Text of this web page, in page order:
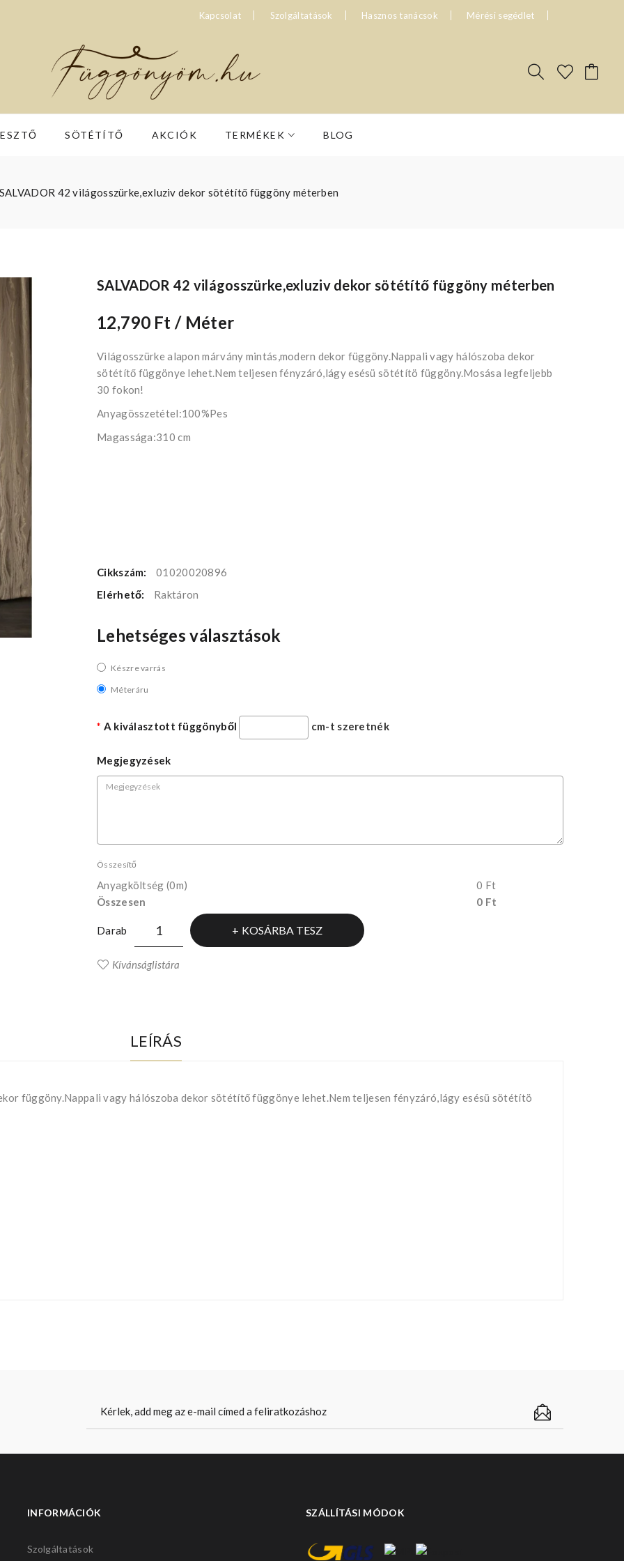
Kapcsolat Szolgáltatások Hasznos tanácsok Mérési segédlet
SÖTÉTÍTŐ AKCIÓK TERMÉKEK BLOG
SALVADOR 42 világosszürke,exluziv dekor sötétítő függöny méterben
SALVADOR 42 világosszürke,exluziv dekor sötétítő függöny méterben
12,790 Ft / Méter
Világosszürke alapon márvány mintás,modern dekor függöny.Nappali vagy hálószoba dekor
sötétítő függönye lehet.Nem teljesen fényzáró,lágy esésü sötétítö függöny.Mosása legfeljebb
30 fokon!
Anyagösszetétel:100%Pes
Magassága:310 cm
Cikkszám:
01020020896
Elérhető:
Raktáron
Lehetséges választások
Készre varrás
Méteráru
A kiválasztott függönyből cm-t szeretnék
Megjegyzések
Összesítő
Anyagköltség (0m)
0 Ft
Összesen
0 Ft
Darab KOSÁRBA TESZ
Kívánságlistára
LEÍRÁS
függöny.Nappali vagy hálószoba dekor sötétítő függönye lehet.Nem teljesen fényzáró,lágy esésü sötétítö
INFORMÁCIÓK
Szolgáltatások
SZÁLLÍTÁSI MÓDOK